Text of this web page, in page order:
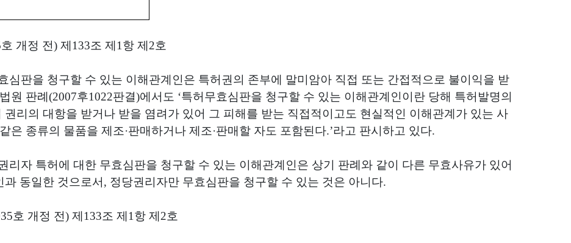
호 개정 전) 제 133조 제 1 항 제 2호
심판을 청구할 수 있는 이해관계인은 특허권의 존부에 말미암아 직접 또는 간접적으로 불이익을 받
원 판례 (2007후1022판결)에서도 ‘특허무효심판을 청구할 수 있는 이해관계인이란 당해 특허발명의
리의 대항을 받거나 받을 염려가 있어 그 피해를 받는 직접적이고도 현실적인 이해관계가 있는 사
은 종류의 물품을 제조·판매하거나 제조·판매할 자도 포함된다.’라고 판시하고 있다.
리자 특허에 대한 무효심판을 청구할 수 있는 이해관계인은 상기 판례와 같이 다른 무효사유가 있어
동일한 것으로서 , 정당권리자만 무효심판을 청구할 수 있는 것은 아니다.
호 개정 전) 제 133조 제 1 항 제 2호